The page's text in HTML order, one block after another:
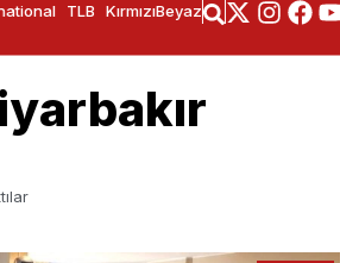
TLB KırmızıBeyaz